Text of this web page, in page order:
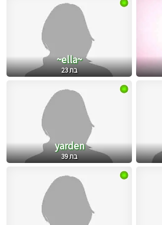
~ella~
בת 23
yarden
בת 39